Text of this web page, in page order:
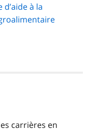
à la
carrières en